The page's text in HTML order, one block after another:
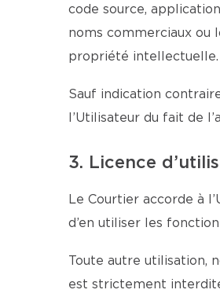
code source,
noms commerciaux ou
propriété intellectuelle.
Sauf indication
l’Utilisateur du fait de
3. Licence
Le Courtier accorde à
d’en utiliser les
Toute autre utilisation,
est strictement